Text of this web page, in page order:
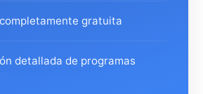
gratuita
detallada de programas